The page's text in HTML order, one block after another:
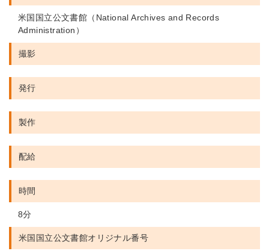
米国国立公文書館（National Archives and Records
Administration）
撮影
発行
製作
配給
時間
8分
米国国立公文書館オリジナル番号